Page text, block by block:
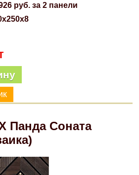
руб. за 2 панели
Панда Соната